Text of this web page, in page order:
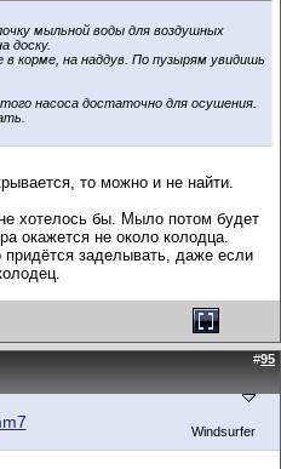
мыльной воды для воздушных
доску.
корме, на наддув. По пузырям увидишь
насоса достаточно для осушения.
то можно и не найти.
хотелось бы. Мыло потом будет
окажется не около колодца.
заделывать, даже если
#95
Windsurfer